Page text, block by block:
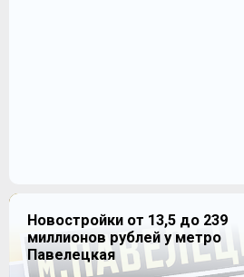
Новостройки от 13,5 до 239
миллионов рублей у метро
Павелецкая